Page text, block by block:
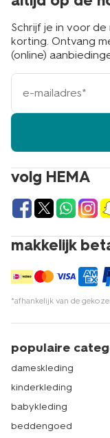
volg HEMA
makkelijk
*afhankelijk van de
Schrijf je in voor
korting. Ontvang
(online)
e-
mailadres
populaire
dameskleding
kinderkleding
babykleding
beddengoed